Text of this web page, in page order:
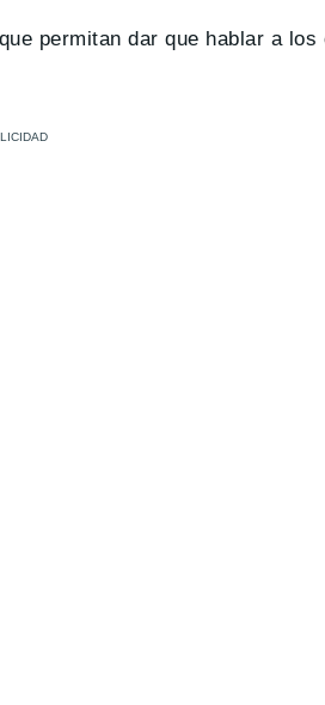
permitan dar que hablar a